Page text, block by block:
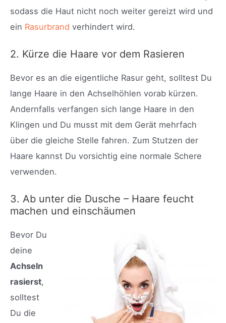
sodass die Haut nicht noch weiter gereizt wird und
ein Rasurbrand verhindert wird.
2. Kürze die Haare vor dem Rasieren
Bevor es an die eigentliche Rasur geht, solltest Du
lange Haare in den Achselhöhlen vorab kürzen.
Andernfalls verfangen sich lange Haare in den
Klingen und Du musst mit dem Gerät mehrfach
über die gleiche Stelle fahren. Zum Stutzen der
Haare kannst Du vorsichtig eine normale Schere
verwenden.
3. Ab unter die Dusche – Haare feucht
machen und einschäumen
Bevor Du
deine
Achseln
rasierst,
solltest
Du die